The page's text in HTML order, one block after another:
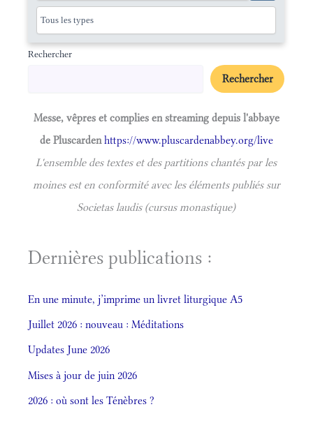
Rechercher
Rechercher
Messe, vêpres et complies en streaming depuis l'abbaye
de Pluscardenhttps://www.pluscardenabbey.org/live
L'ensemble des textes et des partitions chantés par les
moines est en conformité avec les éléments publiés sur
Societas laudis (cursus monastique)
Dernières publications :
En une minute, j’imprime un livret liturgique A5
Juillet 2026 : nouveau : Méditations
Updates June 2026
Mises à jour de juin 2026
2026 : où sont les Ténèbres ?